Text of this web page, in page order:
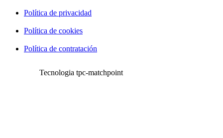
Política de privacidad
Política de cookies
Política de contratación
Tecnologia tpc-matchpoint